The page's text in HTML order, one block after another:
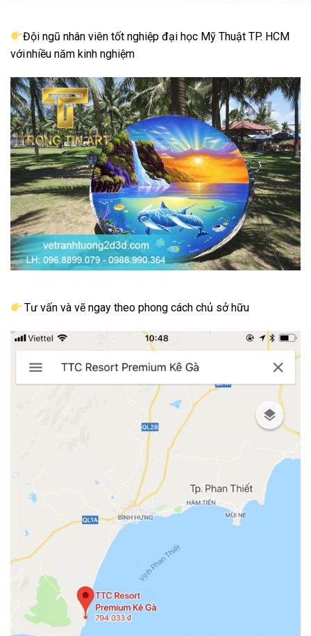
Đội ngũ nhân viên tốt nghiệp đại học Mỹ Thuật TP. HCM
với nhiều năm kinh nghiệm
Tư vấn và vẽ ngay theo phong cách chủ sở hữu